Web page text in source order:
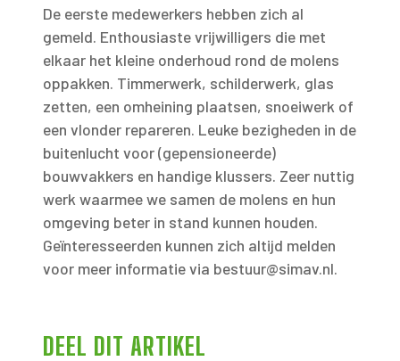
De eerste medewerkers hebben zich al
gemeld. Enthousiaste vrijwilligers die met
elkaar het kleine onderhoud rond de molens
oppakken. Timmerwerk, schilderwerk, glas
zetten, een omheining plaatsen, snoeiwerk of
een vlonder repareren. Leuke bezigheden in de
buitenlucht voor (gepensioneerde)
bouwvakkers en handige klussers. Zeer nuttig
werk waarmee we samen de molens en hun
omgeving beter in stand kunnen houden.
Geïnteresseerden kunnen zich altijd melden
voor meer informatie via bestuur@simav.nl.
DEEL DIT ARTIKEL